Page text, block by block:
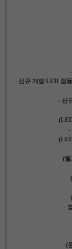
- 신규 개발 LED 점
- 신
-
(
-
(